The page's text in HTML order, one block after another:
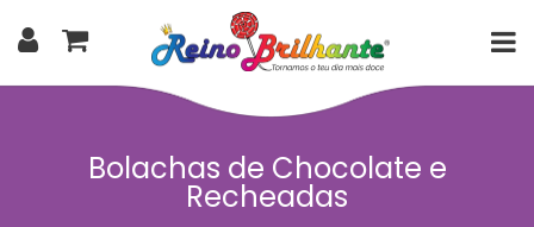
Bolachas de Chocolate e
Recheadas